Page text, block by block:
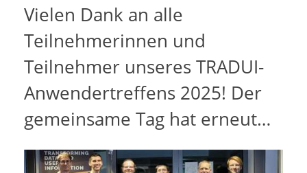
Vielen Dank an alle
Teilnehmerinnen und
Teilnehmer unseres TRADUI-
Anwendertreffens 2025! Der
gemeinsame Tag hat erneut…